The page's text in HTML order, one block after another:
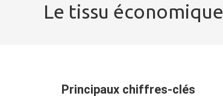
Le tissu économique
Principaux chiffres-clés